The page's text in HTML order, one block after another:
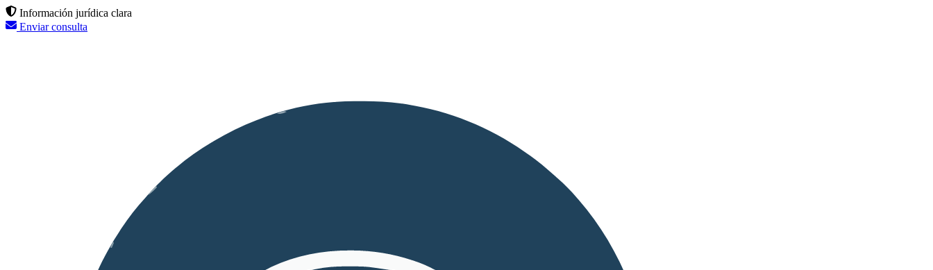
Información jurídica clara
Enviar consulta